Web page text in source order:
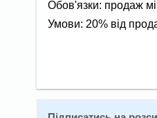
Обов'язки: продаж
Умови: 20% від